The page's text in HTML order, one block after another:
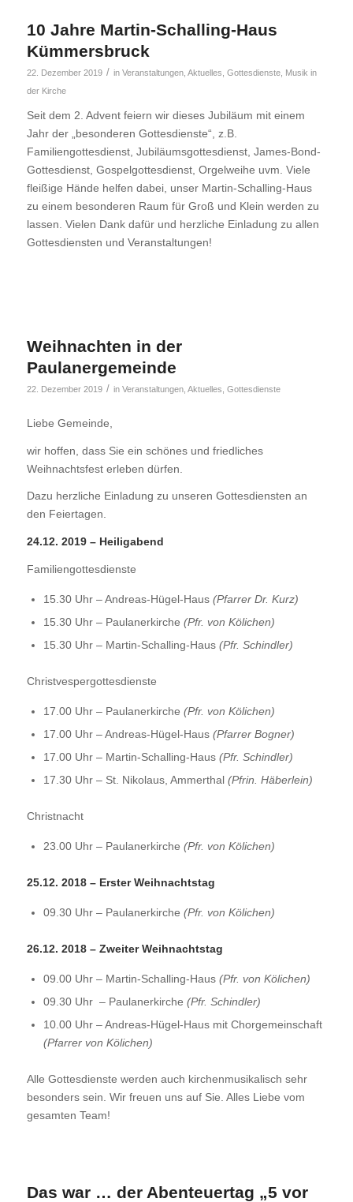
10 Jahre Martin-Schalling-Haus
Kümmersbruck
22. Dezember 2019 / in Veranstaltungen, Aktuelles Gottesdienste, Musik in
der Kirche
Seit dem 2. Advent feiern wir dieses Jubiläum mit einem
Jahr der „besonderen Gottesdienste“, z.B.
Familiengottesdienst, Jubiläumsgottesdienst, James-Bond-
Gottesdienst, Gospelgottesdienst, Orgelweihe uvm. Viele
fleißige Hände helfen dabei, unser Martin-Schalling-Haus
zu einem besonderen Raum für Groß und Klein werden zu
lassen. Vielen Dank dafür und herzliche Einladung zu allen
Gottesdiensten und Veranstaltungen!
Weihnachten in der
Paulanergemeinde
22. Dezember 2019 / in Veranstaltungen, Aktuelles Gottesdienste
Liebe Gemeinde,
wir hoffen, dass Sie ein schönes und friedliches
Weihnachtsfest erleben dürfen.
Dazu herzliche Einladung zu unseren Gottesdiensten an
den Feiertagen.
24.12. 2019 – Heiligabend
Familiengottesdienste
15.30 Uhr – Andreas-Hügel-Haus (Pfarrer Dr. Kurz)
15.30 Uhr – Paulanerkirche (Pfr. von Kölichen)
15.30 Uhr – Martin-Schalling-Haus (Pfr. Schindler)
Christvespergottesdienste
17.00 Uhr – Paulanerkirche (Pfr. von Kölichen)
17.00 Uhr – Andreas-Hügel-Haus (Pfarrer Bogner)
17.00 Uhr – Martin-Schalling-Haus (Pfr. Schindler)
17.30 Uhr – St. Nikolaus, Ammerthal (Pfrin. Häberlein)
Christnacht
23.00 Uhr – Paulanerkirche (Pfr. von Kölichen)
25.12. 2018 – Erster Weihnachtstag
09.30 Uhr – Paulanerkirche (Pfr. von Kölichen)
26.12. 2018 – Zweiter Weihnachtstag
09.00 Uhr – Martin-Schalling-Haus (Pfr. von Kölichen)
09.30 Uhr – Paulanerkirche (Pfr. Schindler)
10.00 Uhr – Andreas-Hügel-Haus mit Chorgemeinschaft
(Pfarrer von Kölichen)
Alle Gottesdienste werden auch kirchenmusikalisch sehr
besonders sein. Wir freuen uns auf Sie. Alles Liebe vom
gesamten Team!
Das war … der Abenteuertag „5 vor